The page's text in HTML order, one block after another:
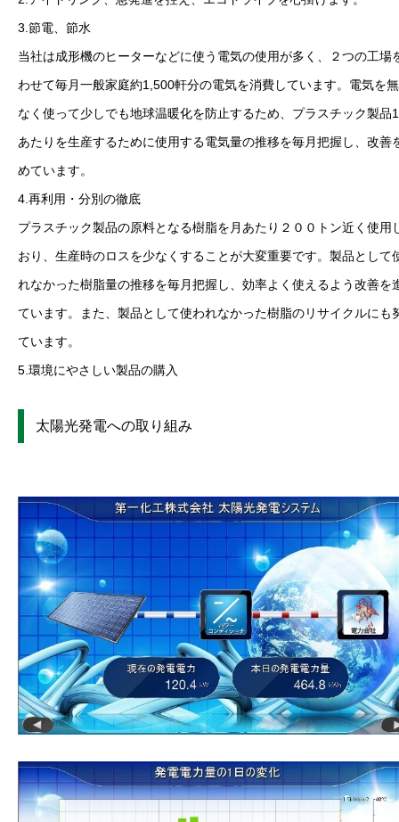
3.節電、節水
当社は成形機のヒーターなどに使う電気の使用が多く、２つの工場
わせて毎月一般家庭約1,500軒分の電気を消費しています。電気を
なく使って少しでも地球温暖化を防止するため、プラスチック製品
あたりを生産するために使用する電気量の推移を毎月把握し、改善
めています。
4.再利用・分別の徹底
プラスチック製品の原料となる樹脂を月あたり２００トン近く使用
おり、生産時のロスを少なくすることが大変重要です。製品として
れなかった樹脂量の推移を毎月把握し、効率よく使えるよう改善を
ています。また、製品として使われなかった樹脂のリサイクルにも
ています。
5.環境にやさしい製品の購入
太陽光発電への取り組み